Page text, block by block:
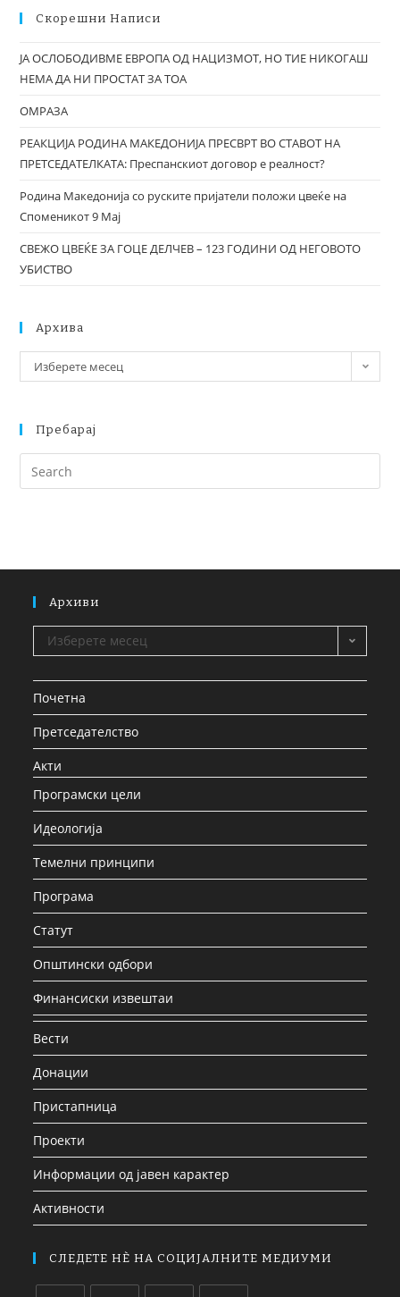
Скорешни Написи
ЈА ОСЛОБОДИВМЕ ЕВРОПА ОД НАЦИЗМОТ, НО ТИЕ НИКОГАШ
НЕМА ДА НИ ПРОСТАТ ЗА ТОА
ОМРАЗА
РЕАКЦИЈА РОДИНА МАКЕДОНИЈА ПРЕСВРТ ВО СТАВОТ НА
ПРЕТСЕДАТЕЛКАТА: Преспанскиот договор е реалност?
Родина Македонија со руските пријатели положи цвеќе на
Споменикот 9 Мај
СВЕЖО ЦВЕЌЕ ЗА ГОЦЕ ДЕЛЧЕВ – 123 ГОДИНИ ОД НЕГОВОТО
УБИСТВО
Архива
Изберете месец
Пребарај
Архиви
Изберете месец
Почетна
Претседателство
Акти
Програмски цели
Идеологија
Темелни принципи
Програма
Статут
Општински одбори
Финансиски извештаи
Вести
Донации
Пристапница
Проекти
Информации од јавен карактер
Активности
СЛЕДЕТЕ НЀ НА СОЦИЈАЛНИТЕ МЕДИУМИ